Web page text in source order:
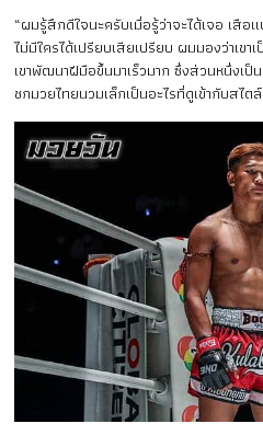
“ผมรู้สึกดีใจนะครับเมื่อรู้ว่าจะได้เจอ เสือ
ไม่มีใครได้เปรียบเสียเปรียบ ผมมองว่าเข
เขาพัฒนาฝีมือขึ้นมาเร็วมาก ซึ่งส่วนหนึ่งเป็
ชกมวยไทยนวมเล็กเป็นอะไรที่ดูเข้ากับสไต